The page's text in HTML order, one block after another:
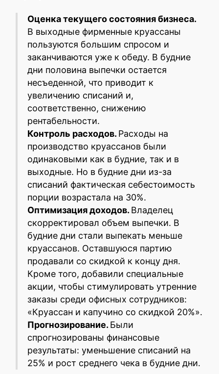
Оценка текущего состояния бизнеса.
В выходные фирменные круассаны
пользуются большим спросом и
заканчиваются уже к обеду. В будние
дни половина выпечки остается
несъеденной, что приводит к
увеличению списаний и,
соответственно, снижению
рентабельности.
Контроль расходов. Расходы на
производство круассанов были
одинаковыми как в будние, так и в
выходные. Но в будние дни из-за
списаний фактическая себестоимость
порции возрастала на 30%.
Оптимизация доходов. Владелец
скорректировал объем выпечки. В
будние дни стали выпекать меньше
круассанов. Оставшуюся партию
продавали со скидкой к концу дня.
Кроме того, добавили специальные
акции, чтобы стимулировать утренние
заказы среди офисных сотрудников:
«Круассан и капучино со скидкой 20%».
Прогнозирование. Были
спрогнозированы финансовые
результаты: уменьшение списаний на
25% и рост среднего чека в будние дни.